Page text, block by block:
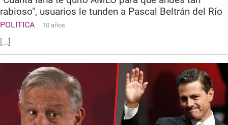
rabioso", usuarios le tunden a Pascal Beltrán del Río
POLITICA 10 años
[...]